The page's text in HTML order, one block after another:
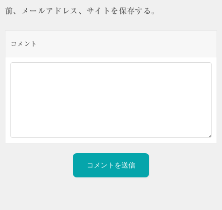
前、メールアドレス、サイトを保存する。
コメント